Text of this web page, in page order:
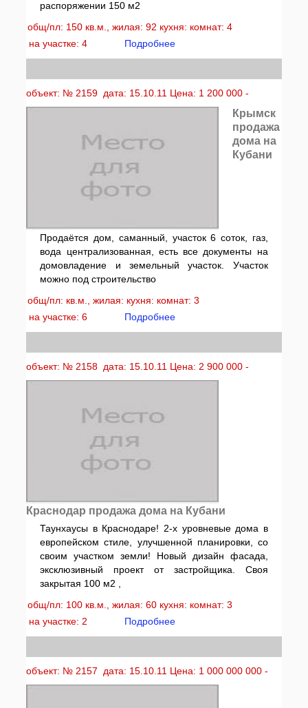
распоряжении 150 м2
общ/пл: 150 кв.м., жилая: 92 кухня: комнат: 4
на участке: 4
Подробнее
объект: № 2159 дата: 15.10.11 Цена: 1 200 000 -
Крымск
продажа
дома на
Кубани
Продаётся дом, саманный, участок 6 соток, газ,
вода централизованная, есть все документы на
домовладение и земельный участок. Участок
можно под строительство
общ/пл: кв.м., жилая: кухня: комнат: 3
на участке: 6
Подробнее
объект: № 2158 дата: 15.10.11 Цена: 2 900 000 -
Краснодар продажа дома на Кубани
Таунхаусы в Краснодаре! 2-х уровневые дома в
европейском стиле, улучшенной планировки, со
своим участком земли! Новый дизайн фасада,
эксклюзивный проект от застройщика. Своя
закрытая 100 м2 ,
общ/пл: 100 кв.м., жилая: 60 кухня: комнат: 3
на участке: 2
Подробнее
объект: № 2157 дата: 15.10.11 Цена: 1 000 000 000 -